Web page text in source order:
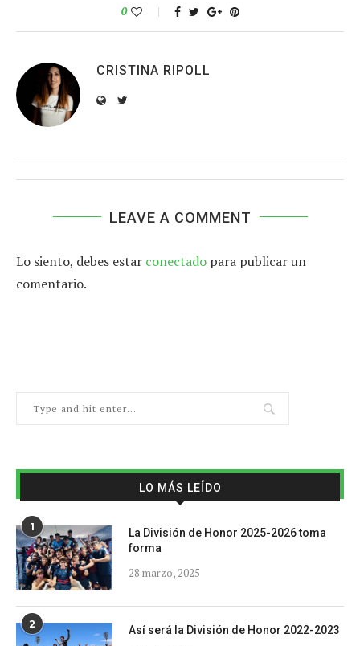
0
CRISTINA RIPOLL
LEAVE A COMMENT
Lo siento, debes estar conectado para publicar un
comentario.
LO MÁS LEÍDO
1
La División de Honor 2025-2026 toma
forma
28 marzo, 2025
2 Así será la División de Honor 2022-2023